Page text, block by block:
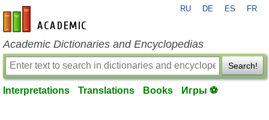
en-academic.com
RU DE ES FR
Academic Dictionaries and Encyclopedias
Search!
Interpretations Translations Books Игры ⚽